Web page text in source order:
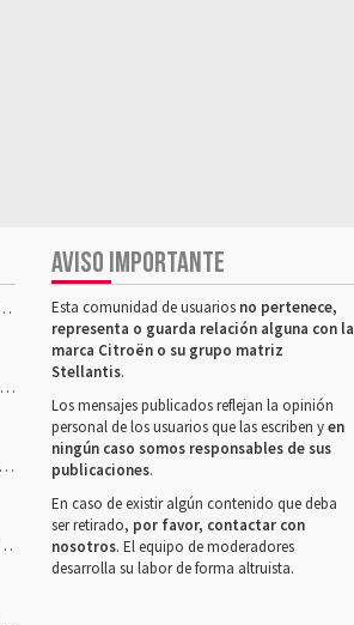
AVISO IMPORTANTE
Esta comunidad de usuarios no pertenece,
representa o guarda relación alguna con la
marca Citroën o su grupo matriz
Stellantis.
Los mensajes publicados reflejan la opinión
personal de los usuarios que las escriben yen
ningún caso somos responsables de sus
publicaciones.
En caso de existir algún contenido que deba
ser retirado, por favor, contactar con
nosotros. El equipo de moderadores
desarrolla su labor de forma altruista.